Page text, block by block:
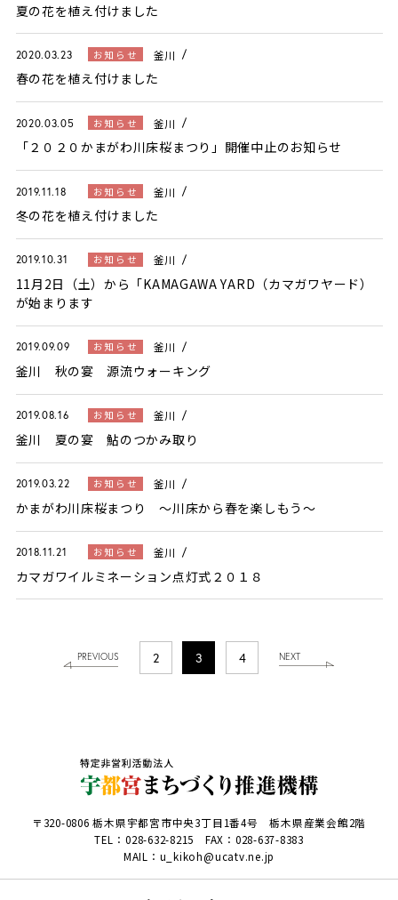
夏の花を植え付けました
2020.03.23 お知らせ 釜川
春の花を植え付けました
2020.03.05 お知らせ 釜川
「２０２０かまがわ川床桜まつり」開催中止のお知らせ
2019.11.18 お知らせ 釜川
冬の花を植え付けました
2019.10.31 お知らせ 釜川
11月2日（土）から「KAMAGAWA YARD（カマガワヤード）
が始まります
2019.09.09 お知らせ 釜川
釜川 秋の宴 源流ウォーキング
2019.08.16 お知らせ 釜川
釜川 夏の宴 鮎のつかみ取り
2019.03.22 お知らせ 釜川
かまがわ川床桜まつり ～川床から春を楽しもう～
2018.11.21 お知らせ 釜川
カマガワイルミネーション点灯式２０１８
PREVIOUS 2 3 4 NEXT
〒320-0806 栃木県宇都宮市中央3丁目1番4号 栃木県産業会館2階
TEL：028-632-8215 FAX：028-637-8383
MAIL：u_kikoh@ucatv.ne.jp